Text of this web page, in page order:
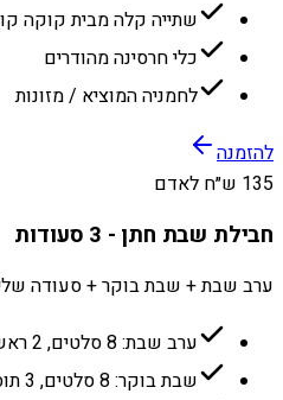
שתייה קלה מבית קוקה
כלי חרסינה מהודרים
לחמניה המוציא / מזונות
להזמנה
135 ש״ח לאדם
חבילת שבת חתן - 3 סעודות
ערב שבת + שבת בוקר + סעודה
ערב שבת: 8 סלטים, 2 ראשונות, 3 תוספות, 3 בשרים
שבת בוקר: 8 סלטים, 3 תוספות, 3 בשרים